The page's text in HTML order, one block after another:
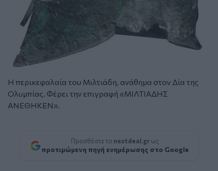
Η περικεφαλαία του Μιλτιάδη, ανάθημα στον Δία της
Ολυμπίας. Φέρει την επιγραφή «ΜΙΛΤΙΑΔΗΣ
ΑΝΕΘΗΚΕΝ».
Προσθέστε το nextdeal.gr ως
προτιμώμενη πηγή ενημέρωσης στο Google